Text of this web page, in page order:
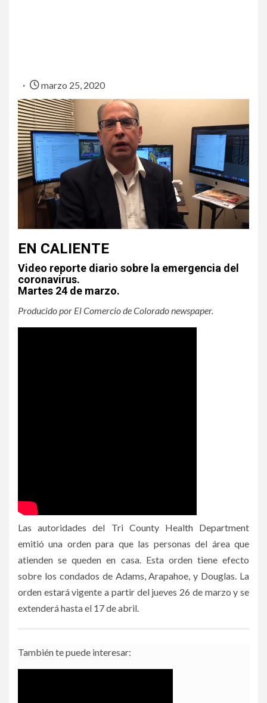
marzo 25, 2020
EN CALIENTE
Video reporte diario sobre la emergencia del
coronavirus.
Martes 24 de marzo.
Producido por El Comercio de Colorado newspaper.
Las autoridades del Tri County Health Department
emitió una orden para que las personas del área que
atienden se queden en casa. Esta orden tiene efecto
sobre los condados de Adams, Arapahoe, y Douglas. La
orden estará vigente a partir del jueves 26 de marzo y se
extenderá hasta el 17 de abril.
También te puede interesar: